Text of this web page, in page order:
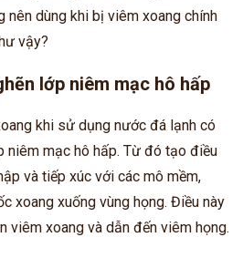
nên dùng khi bị viêm xoang chính
vậy?
lớp niêm mạc hô hấp
khi sử dụng nước đá lạnh có
niêm mạc hô hấp. Từ đó tạo điều
và tiếp xúc với các mô mềm,
xoang xuống vùng họng. Điều này
viêm xoang và dẫn đến viêm họng.